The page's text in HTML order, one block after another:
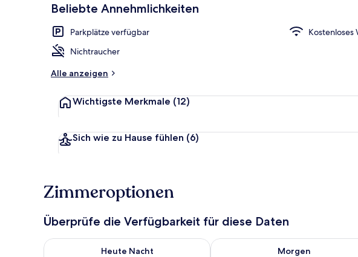
Beliebte Annehmlichkeiten
Parkplätze verfügbar
Kostenloses
Nichtraucher
Alle anzeigen
Wichtigste Merkmale (12)
Sich wie zu Hause fühlen (6)
Zimmeroptionen
Überprüfe die Verfügbarkeit für diese Daten
Heute Nacht
Überprüfe die Verfügbarkeit für heute Nacht, Aug. 8 - Aug. 9.
Morgen
Überprüfe die Verfügbarkeit für